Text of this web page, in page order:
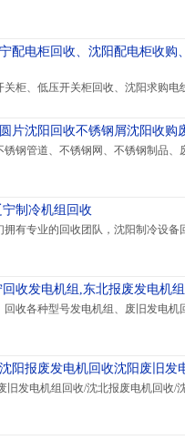
配电柜回收、沈阳配电柜收购
柜、低压开关柜回收、沈阳求购
片沈阳回收不锈钢屑沈阳收购
钢管道、不锈钢网、不锈钢制品、
制冷机组回收
有专业的回收团队，沈阳制冷设
收发电机组,东北报废发电机
收各种型号发电机组、废旧发电
阳报废发电机回收沈阳废旧发
旧发电机组回收/沈北报废电机回收/